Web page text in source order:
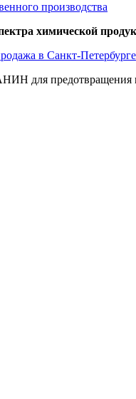
производства
химической
в Санкт-Петербурге
для предотвращения